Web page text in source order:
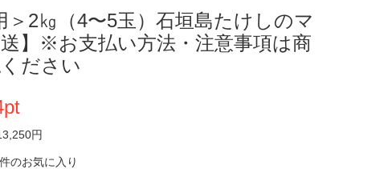
＞2㎏（4〜5玉）石垣島たけしのマ
】※お支払い方法・注意事項は商
ださい
円
のお気に入り